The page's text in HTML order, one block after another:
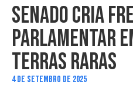
SENADO CRIA
PARLAMENTAR
TERRAS RARAS
4 DE SETEMBRO DE 2025